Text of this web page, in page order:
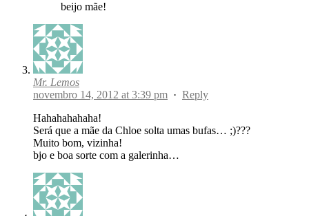
beijo mãe!
Mr. Lemos
novembro 14, 2012 at 3:39 pm · Reply
Hahahahahaha!
Será que a mãe da Chloe solta umas bufas… ;)???
Muito bom, vizinha!
bjo e boa sorte com a galerinha…